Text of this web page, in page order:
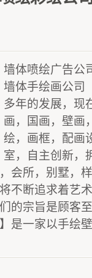
墙体喷绘广告公
墙体手绘画公司
多年的发展，现
画，国画，壁画
绘，画框，配画
室，自主创新，
会所，别墅，
不断追求着艺
的宗旨是顾客
是一家以手绘